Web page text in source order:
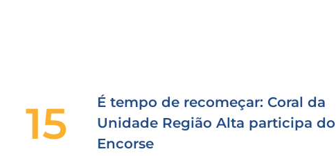
15
É tempo de recomeçar: Coral da
Unidade Região Alta participa do
Encorse